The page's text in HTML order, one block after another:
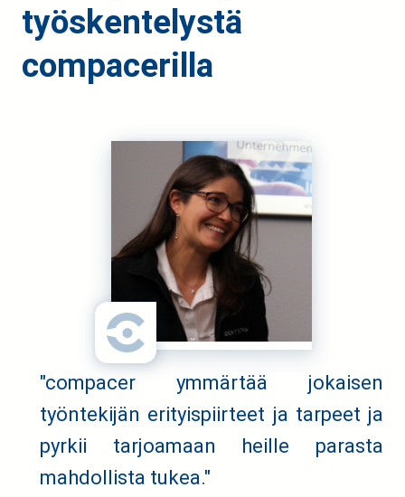
työskentelystä
compacerilla
"compacer ymmärtää jokaisen
työntekijän erityispiirteet ja tarpeet ja
pyrkii tarjoamaan heille parasta
mahdollista tukea."